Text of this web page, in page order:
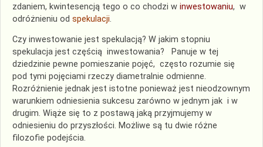
zdaniem, kwintesencją tego o co chodzi w inwestowaniu, w
odróżnieniu od spekulacji.
Czy inwestowanie jest spekulacją? W jakim stopniu
spekulacja jest częścią inwestowania? Panuje w tej
dziedzinie pewne pomieszanie pojęć, często rozumie się
pod tymi pojęciami rzeczy diametralnie odmienne.
Rozróżnienie jednak jest istotne ponieważ jest nieodzownym
warunkiem odniesienia sukcesu zarówno w jednym jak i w
drugim. Wiąże się to z postawą jaką przyjmujemy w
odniesieniu do przyszłości. Możliwe są tu dwie różne
filozofie podejścia.